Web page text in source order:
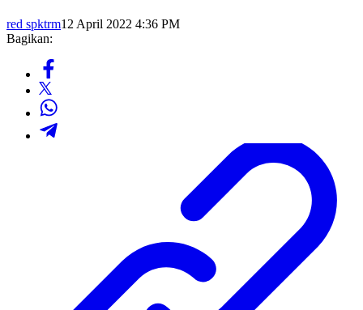
red spktrm12 April 2022 4:36 PM
Bagikan: